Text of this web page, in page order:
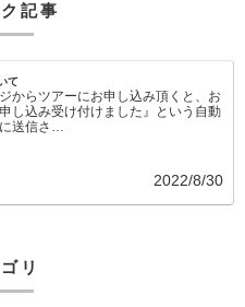
記事
て
からツアーにお申し込み頂くと、お
し込み受け付けました』という自動
送信さ…
2022/8/30
リ